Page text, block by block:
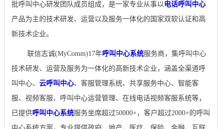
批呼叫中心研发团队成员组成，是一家专业从事以电话呼叫中心
产品为主的技术研发、运营以及服务一体化的国家双软认证和高
新技术企业。
联信志诚(MyComm)17年呼叫中心系统服务商，集呼叫中心
技术研发、运营及服务为一体化的高新技术企业，涵盖全渠道呼
叫中心、 云呼叫中心、客服管理系统、共享服务中心、智能客
服、视频客服、呼叫中心运营管理、在线电话视频客服系统等，
已提供呼叫中心系统服务坐席超过50000+，客户超过2000+的呼叫